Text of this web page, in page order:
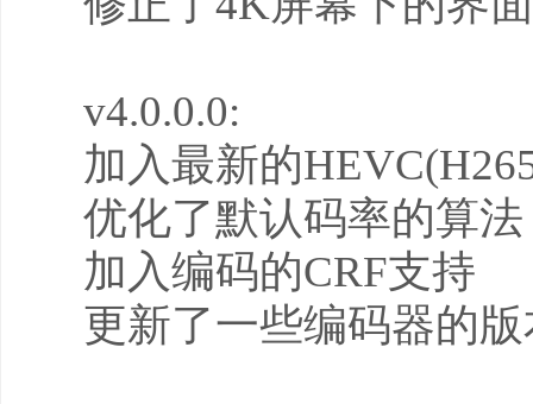
v4.0.0.0:
加入最新的
优化了默认码率的算法
加入编码的CRF支持
更新了一些编码器的